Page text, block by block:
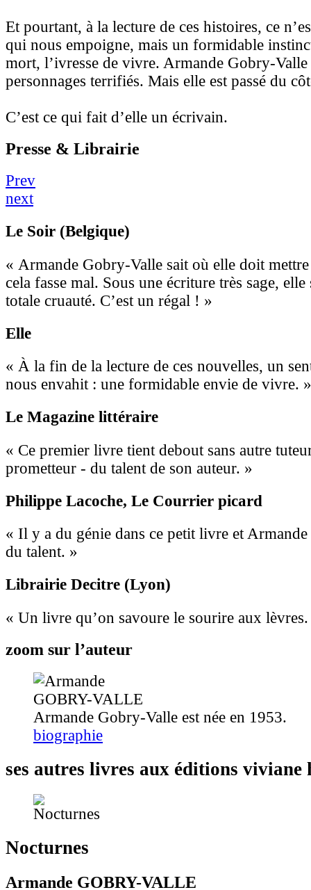
Et pourtant, à la lecture de ces histoires, ce
qui nous empoigne, mais un formidable
mort, l’ivresse de vivre. Armande Gobry-Valle
personnages terrifiés. Mais elle est passé du
C’est ce qui fait d’elle un écrivain.
Presse & Librairie
Prev
next
Le Soir (Belgique)
« Armande Gobry-Valle sait où elle doit
cela fasse mal. Sous une écriture très sage, elle
totale cruauté. C’est un régal ! »
Elle
« À la fin de la lecture de ces nouvelles, un
nous envahit : une formidable envie de vivre. »
Le Magazine littéraire
« Ce premier livre tient debout sans autre
prometteur - du talent de son auteur. »
Philippe Lacoche, Le Courrier picard
« Il y a du génie dans ce petit livre et
du talent. »
Librairie Decitre (Lyon)
« Un livre qu’on savoure le sourire aux
zoom sur l’auteur
Armande Gobry-Valle est née en 1953.
biographie
ses autres livres aux éditions viviane
Nocturnes
Armande GOBRY-VALLE